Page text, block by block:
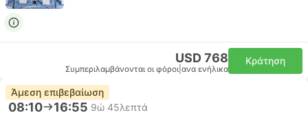
USD 768
Συμπεριλαμβάνονται οι φόροι ανα ενήλικα
Κράτηση
Άμεση επιβεβαίωση
08:10 16:55 9ώ 45λεπτά